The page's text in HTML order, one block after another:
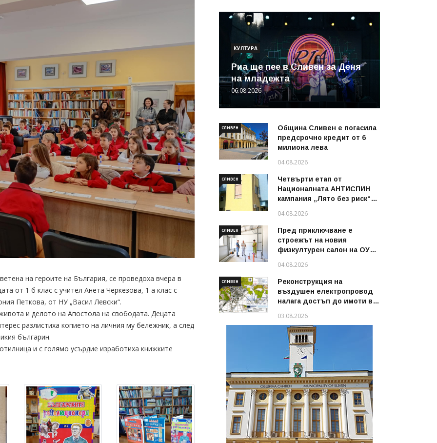
на героите на България, се проведоха вчера в
от 1 б клас с учител Анета Черкезова, 1 а клас с
Петкова, от НУ „Васил Левски“.
и делото на Апостола на свободата. Децата
разлистиха копието на личния му бележник, а след
българин.
и с голямо усърдие изработиха книжките
КУЛТУРА
Риа ще пее в Сливен за Деня
на младежта
06.08.2026
СЛИВЕН
Община Сливен е погасила
предсрочно кредит от 6
милиона лева
04.08.2026
СЛИВЕН
Четвърти етап от
Националната АНТИСПИН
кампания „Лято без риск“
през август 2026 г.
04.08.2026
СЛИВЕН
Пред приключване е
строежът на новия
физкултурен салон на ОУ
Сливен
04.08.2026
СЛИВЕН
Реконструкция на
въздушен електропровод
налага достъп до имоти в
03.08.2026